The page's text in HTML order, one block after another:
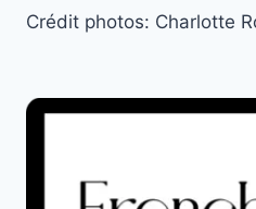
Crédit photos: Charlotte